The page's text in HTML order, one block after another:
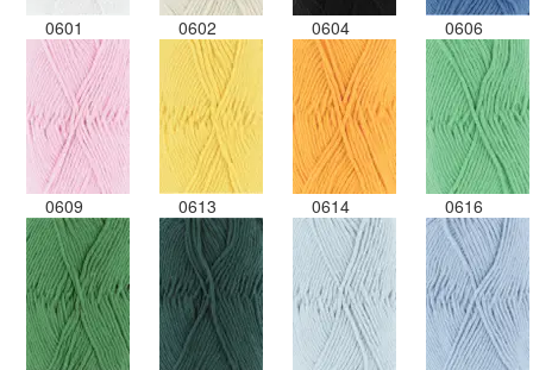
0601 0602 0604 0606
0609 0613 0614 0616